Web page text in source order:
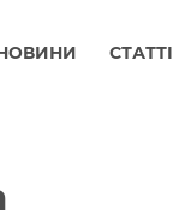
СТАТТІ